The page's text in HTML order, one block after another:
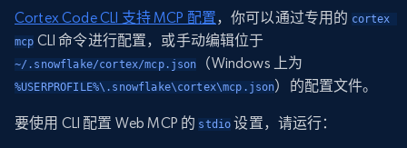
Cortex Code CLI 支持 MCP 配置，你可以通过专用的 cortex
mcp CLI 命令进行配置，或手动编辑位于
~/.snowflake/cortex/mcp.json （Windows 上为
%USERPROFILE%\.snowflake\cortex\mcp.json）的配置文件。
要使用 CLI 配置 Web MCP 的 stdio 设置，请运行：